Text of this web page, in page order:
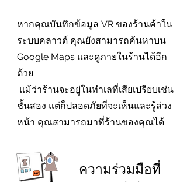
หากคุณบันทึกข้อมูล VR ของร้านค้าใน
ระบบคลาวด์ คุณยังสามารถค้นหาบน
Google Maps และดูภายในร้านได้อีก
ด้วย
​ แม้ว่าร้านจะอยู่ในทำเลที่เสียเปรียบเช่น
ชั้นสอง แต่ก็ปลอดภัยที่จะเห็นและรู้ล่วง
หน้า คุณสามารถมาที่ร้านของคุณได้
ความร่วมมือที่